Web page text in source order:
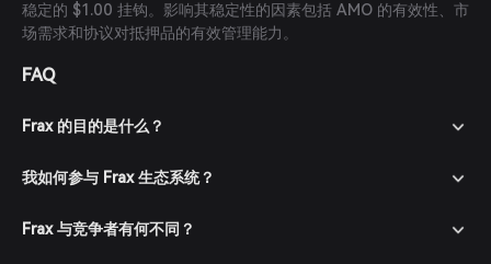
稳定的 $1.00 挂钩。影响其稳定性的因素包括 AMO 的有效性、市
场需求和协议对抵押品的有效管理能力。
FAQ
Frax 的目的是什么？
我如何参与 Frax 生态系统？
Frax 与竞争者有何不同？